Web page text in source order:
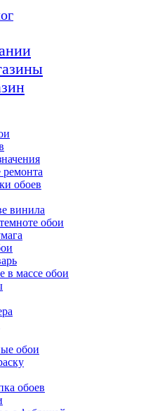
ремонта
обоев
винила
обои
в массе обои
обои
обоев